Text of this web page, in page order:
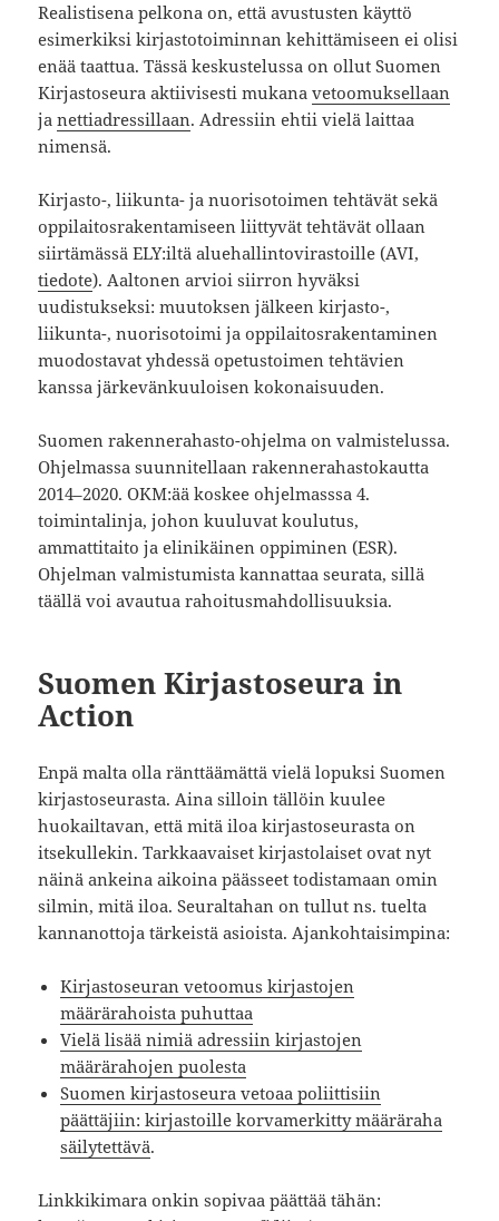
Realistisena pelkona on, että avustusten käyttö
esimerkiksi kirjastotoiminnan kehittämiseen ei olisi
enää taattua. Tässä keskustelussa on ollut Suomen
Kirjastoseura aktiivisesti mukanavetoomuksellaan
janettiadressillaan. Adressiin ehtii vielä laittaa
nimensä.
Kirjasto-, liikunta- ja nuorisotoimen tehtävät sekä
oppilaitosrakentamiseen liittyvät tehtävät ollaan
siirtämässä ELY:iltä aluehallintovirastoille (AVI,
tiedote). Aaltonen arvioi siirron hyväksi
uudistukseksi: muutoksen jälkeen kirjasto-,
liikunta-, nuorisotoimi ja oppilaitosrakentaminen
muodostavat yhdessä opetustoimen tehtävien
kanssa järkevänkuuloisen kokonaisuuden.
Suomen rakennerahasto-ohjelma on valmistelussa.
Ohjelmassa suunnitellaan rakennerahastokautta
2014–2020. OKM:ää koskee ohjelmasssa 4.
toimintalinja, johon kuuluvat koulutus,
ammattitaito ja elinikäinen oppiminen (ESR).
Ohjelman valmistumista kannattaa seurata, sillä
täällä voi avautua rahoitusmahdollisuuksia.
Suomen Kirjastoseura in
Action
Enpä malta olla ränttäämättä vielä lopuksi Suomen
kirjastoseurasta. Aina silloin tällöin kuulee
huokailtavan, että mitä iloa kirjastoseurasta on
itsekullekin. Tarkkaavaiset kirjastolaiset ovat nyt
näinä ankeina aikoina päässeet todistamaan omin
silmin, mitä iloa. Seuraltahan on tullut ns. tuelta
kannanottoja tärkeistä asioista. Ajankohtaisimpina:
Kirjastoseuran vetoomus kirjastojen
määrärahoista puhuttaa
Vielä lisää nimiä adressiin kirjastojen
määrärahojen puolesta
Suomen kirjastoseura vetoaa poliittisiin
päättäjiin: kirjastoille korvamerkitty määräraha
säilytettävä.
Linkkikimara onkin sopivaa päättää tähän: